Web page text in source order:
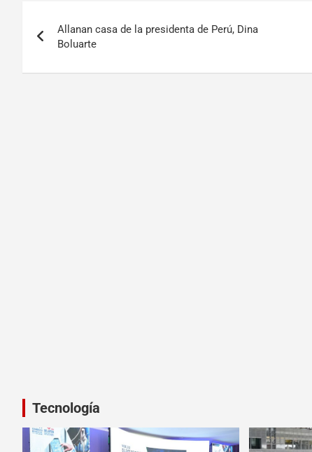
Allanan casa de la presidenta de Perú, Dina
Boluarte
Tecnología